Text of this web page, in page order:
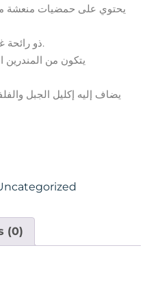
يحتوي على حمضيات منعشة
ذو رائحة غامضة ومميزة تلخّص الأناقة المريحة.
يتكون من
يضاف إليه إكليل الجبل
(0)